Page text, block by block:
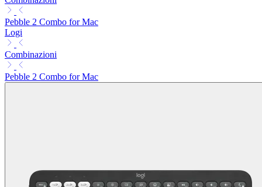
Pebble 2 Combo for Mac
Logi
Combinazioni
Pebble 2 Combo for Mac